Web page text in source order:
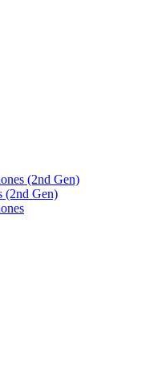
(2nd Gen)
(2nd Gen)